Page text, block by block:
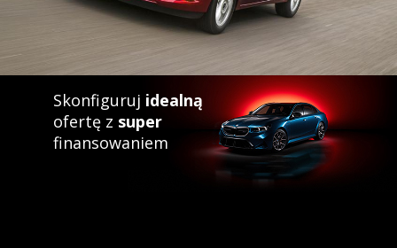
Skonfiguruj idealną
ofertę z super
finansowaniem